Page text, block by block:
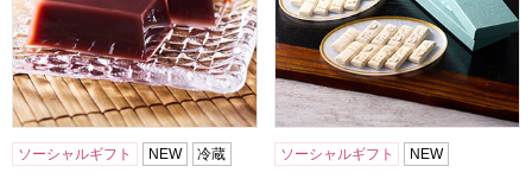
ソーシャルギフト NEW 冷蔵 ソーシャルギフト NEW